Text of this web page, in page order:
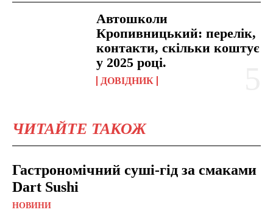
Автошколи
Кропивницький: перелік,
контакти, скільки коштує
у 2025 році.
ДОВІДНИК
ЧИТАЙТЕ ТАКОЖ
Гастрономічний суші-гід за смаками
Dart Sushi
НОВИНИ